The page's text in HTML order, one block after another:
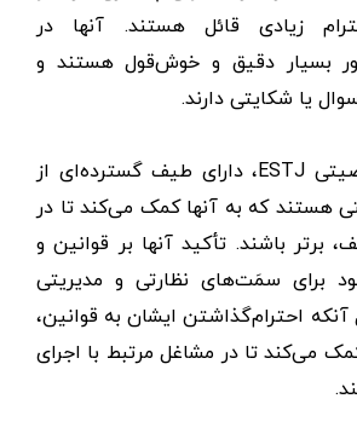
زیادی قائل هستند. آنها در
بسیار دقیق و خوش‌قول هستند و
یا شکایتی دارند.
افراد با تیپ شخصیتی ESTJ، دارای طیف گسترده‌ای از
هستند که به آنها کمک می‌کند تا در
برتر باشند. تأکید آنها بر قوانین و
برای سمَت‌های نظارتی و مدیریتی
احترام‌گذاشتن ایشان به قوانین،
می‌کند تا در مشاغل مرتبط با اجرای